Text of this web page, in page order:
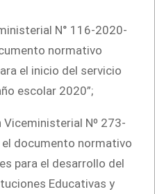
N° 116-2020-
normativo
el inicio del servicio
escolar 2020”;
Viceministerial Nº 273-
el documento normativo
para el desarrollo del
Educativas y